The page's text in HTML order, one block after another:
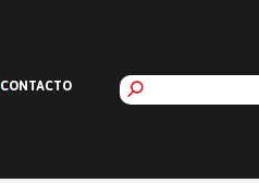
CONTACTO